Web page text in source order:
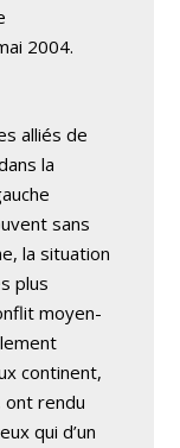
2004.
alliés de
la
sans
la situation
plus
moyen-
continent,
ont rendu
qui d’un